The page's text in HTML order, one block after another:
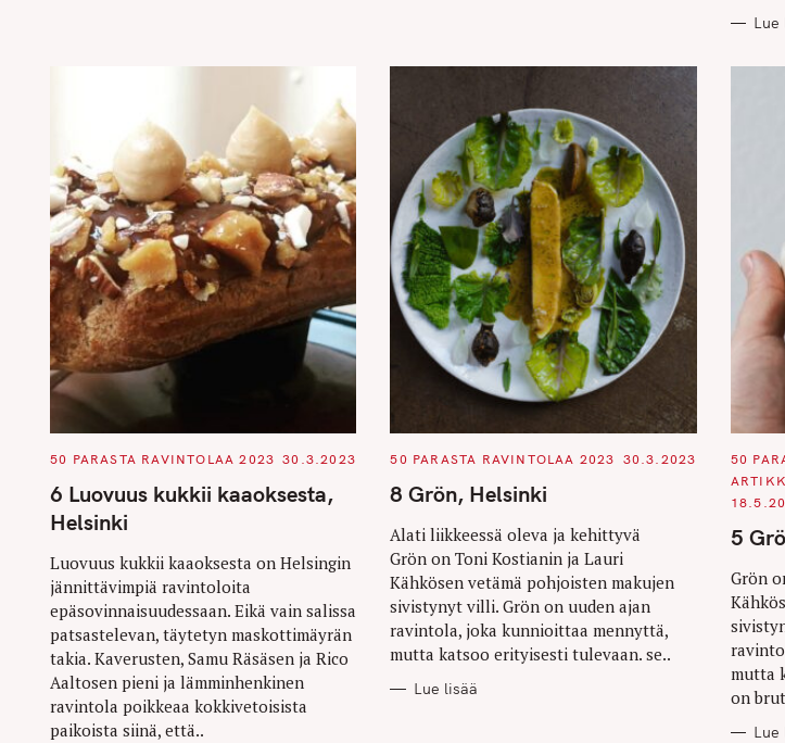
Lue
C
T
E
G
O
I
E
S
50 PARASTA RAVINTOLAA 2023 30.3.2023
6 Luovuus kukkii kaaoksesta,
Helsinki
Luovuus kukkii kaaoksesta on Helsingin
jännittävimpiä ravintoloita
epäsovinnaisuudessaan. Eikä vain salissa
patsastelevan, täytetyn maskottimäyrän
takia. Kaverusten, Samu Räsäsen ja Rico
Aaltosen pieni ja lämminhenkinen
ravintola poikkeaa kokkivetoisista
paikoista siinä, että..
C
T
E
O
R
I
S
50 PARASTA RAVINTOLAA 2023 30.3.2023
8 Grön, Helsinki
Alati liikkeessä oleva ja kehittyvä
Grön on Toni Kostianin ja Lauri
Kähkösen vetämä pohjoisten makujen
sivistynyt villi. Grön on uuden ajan
ravintola, joka kunnioittaa mennyttä,
mutta katsoo erityisesti tulevaan. se..
Lue lisää
C
T
E
O
R
E
S
50
5
Grön
mutta
on
Lue